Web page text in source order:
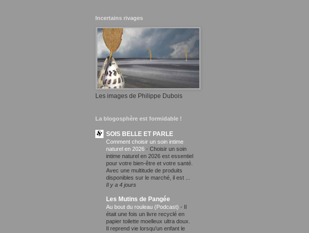
Incertains rivages
Les images de Philippe Dubois
La blogosphère est formidable !
SOIS BELLE ET PARLE
Comment choisir un soin intime
naturel en 2026 - Choisir un soin
intime naturel en 2026 est essentiel
pour votre bien-être et votre santé.
Avec une multitude de produits
disponibles sur le marché, il est ...
Il y a 4 jours
Les Mutins de Pangée
Au bout du rouleau (Podcast) - Il
était une fois un livre recyclé en
papier toilette moelleux ultra doux.
Il reprend vie lorsqu'un enfant le